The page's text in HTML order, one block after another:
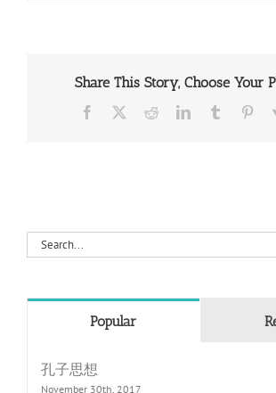
Share This Story, Choose Your
Facebook RedditLinkedInTumblr
Search
for:
Popular
孔子思想
November 30th, 2017